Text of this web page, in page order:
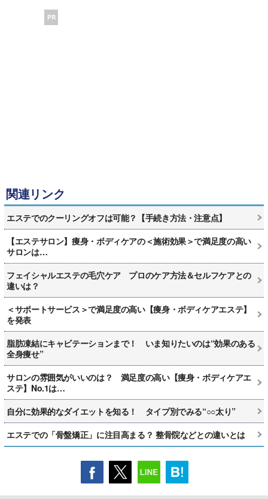
PR
関連リンク
エステでのクーリングオフは可能？【手続き方法・注意点】
【エステサロン】痩身・ボディケアの＜施術効果＞で満足度の高い
サロンは…
フェイシャルエステの毛穴ケア プロのケア方法＆セルフケアとの
違いは？
＜サポートサービス＞で満足度の高い【痩身・ボディケアエステ】
を発表
脂肪凍結にキャビテーションまで！ いま知りたいのは“効果のある
全身痩せ”
サロンの雰囲気がいいのは？ 満足度の高い【痩身・ボディケアエ
ステ】No.1は…
自分に効果的なダイエットを知る！ タイプ別でみる“○○太り”
エステでの「骨盤矯正」に注目高まる？ 整骨院などとの違いとは